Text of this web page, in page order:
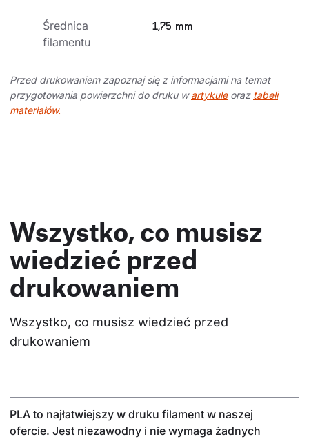
Średnica
filamentu
1,75 mm
Przed drukowaniem zapoznaj się z informacjami na temat
przygotowania powierzchni do druku wartykuleoraz tabeli
materiałów.
Wszystko, co musisz
wiedzieć przed
drukowaniem
Wszystko, co musisz wiedzieć przed
drukowaniem
PLA to najłatwiejszy w druku filament w naszej
ofercie. Jest niezawodny i nie wymaga żadnych